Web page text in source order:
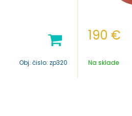
Obj. čislo: zp320
190 €
Na sklade